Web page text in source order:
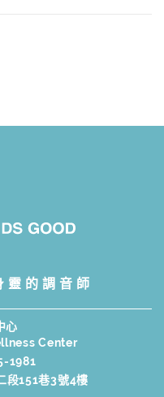
靈的調音師
心
Center
1981
段151巷3號4樓